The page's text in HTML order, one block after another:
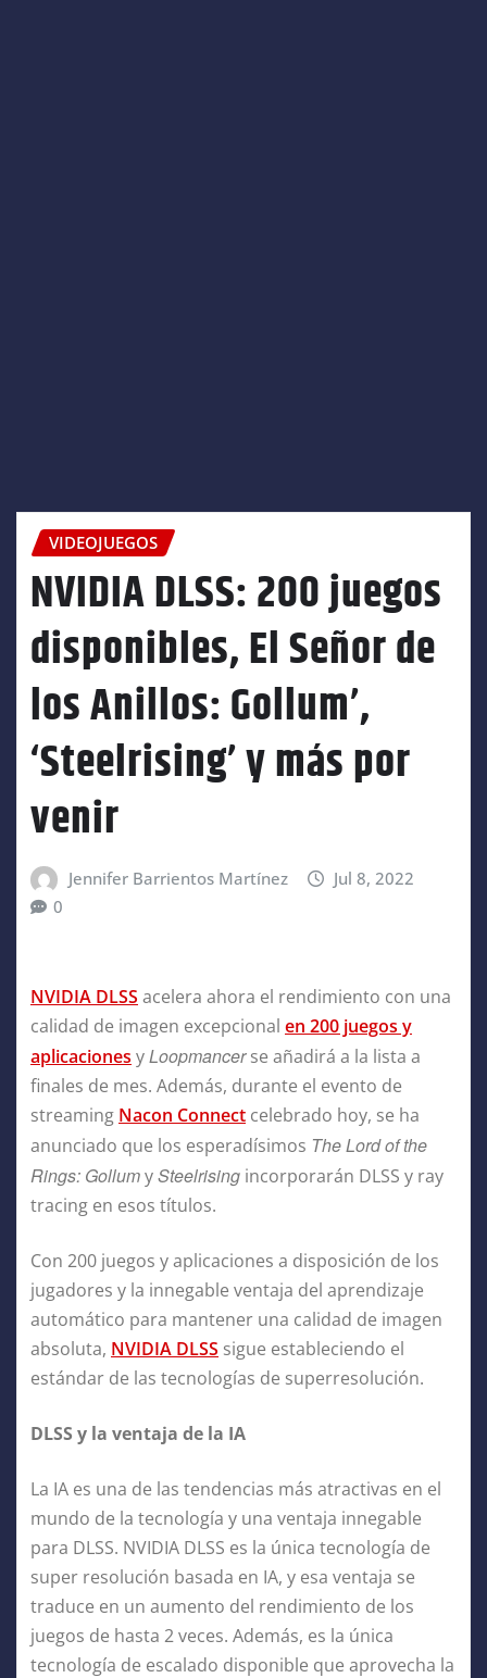
VIDEOJUEGOS
NVIDIA DLSS: 200 juegos
disponibles, El Señor de
los Anillos: Gollum’,
‘Steelrising’ y más por
venir
Jennifer Barrientos Martínez
Jul 8, 2022
0
NVIDIA DLSS acelera ahora el rendimiento con una
calidad de imagen excepcional en 200 juegos y
aplicaciones yLoopmancerse añadirá a la lista a
finales de mes. Además, durante el evento de
streaming Nacon Connect celebrado hoy, se ha
anunciado que los esperadísimos The Lord of the
Rings: GollumySteelrising incorporarán DLSS y ray
tracing en esos títulos.
Con 200 juegos y aplicaciones a disposición de los
jugadores y la innegable ventaja del aprendizaje
automático para mantener una calidad de imagen
absoluta, NVIDIA DLSS sigue estableciendo el
estándar de las tecnologías de superresolución.
DLSS y la ventaja de la IA
La IA es una de las tendencias más atractivas en el
mundo de la tecnología y una ventaja innegable
para DLSS. NVIDIA DLSS es la única tecnología de
super resolución basada en IA, y esa ventaja se
traduce en un aumento del rendimiento de los
juegos de hasta 2 veces. Además, es la única
tecnología de escalado disponible que aprovecha la